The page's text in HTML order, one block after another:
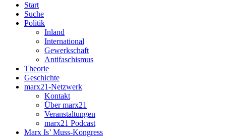
Start
Suche
Politik
Inland
International
Gewerkschaft
Antifaschismus
Theorie
Geschichte
marx21-Netzwerk
Kontakt
Über marx21
Veranstaltungen
marx21 Podcast
Marx Is’ Muss-Kongress